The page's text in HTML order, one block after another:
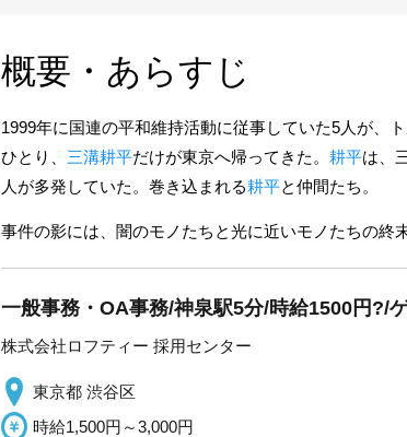
概要・あらすじ
1999年に国連の平和維持活動に従事していた5人が、
ひとり、 三溝耕平だけが東京へ帰ってきた。 耕平は、
人が多発していた。巻き込まれる耕平と仲間たち。
事件の影には、闇のモノたちと光に近いモノたちの終
一般事務・OA事務/神泉駅5分/時給1500円?/
株式会社ロフティー 採用センター
東京都 渋谷区
時給1,500円～3,000円